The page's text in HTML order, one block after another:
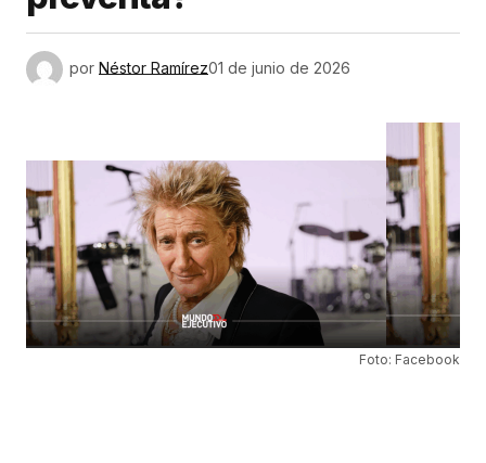
por Néstor Ramírez01 de junio de 2026
Foto: Facebook